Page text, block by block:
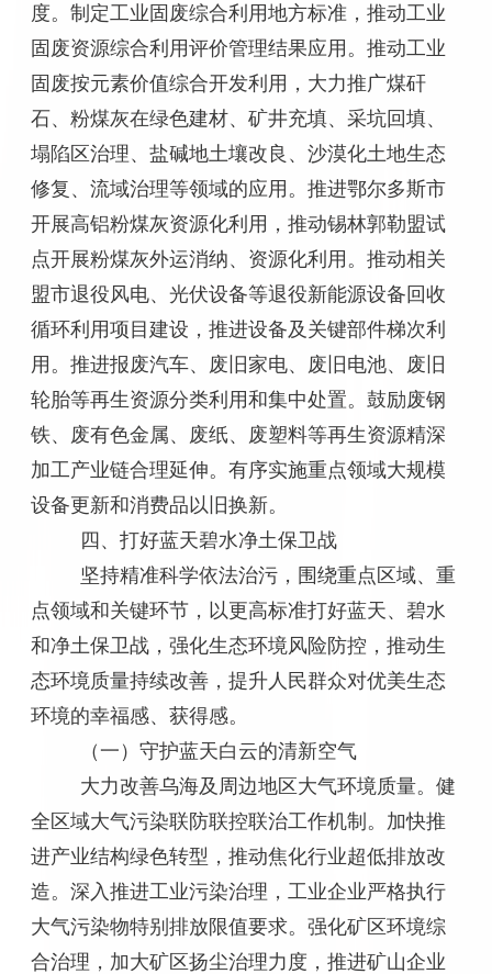
度。制定工业固废综合利用地方标准，推动工业
固废资源综合利用评价管理结果应用。推动工业
固废按元素价值综合开发利用，大力推广煤矸
石、粉煤灰在绿色建材、矿井充填、采坑回填、
塌陷区治理、盐碱地土壤改良、沙漠化土地生态
修复、流域治理等领域的应用。推进鄂尔多斯市
开展高铝粉煤灰资源化利用，推动锡林郭勒盟试
点开展粉煤灰外运消纳、资源化利用。推动相关
盟市退役风电、光伏设备等退役新能源设备回收
循环利用项目建设，推进设备及关键部件梯次利
用。推进报废汽车、废旧家电、废旧电池、废旧
轮胎等再生资源分类利用和集中处置。鼓励废钢
铁、废有色金属、废纸、废塑料等再生资源精深
加工产业链合理延伸。有序实施重点领域大规模
设备更新和消费品以旧换新。
四、打好蓝天碧水净土保卫战
坚持精准科学依法治污，围绕重点区域、重
点领域和关键环节，以更高标准打好蓝天、碧水
和净土保卫战，强化生态环境风险防控，推动生
态环境质量持续改善，提升人民群众对优美生态
环境的幸福感、获得感。
（一）守护蓝天白云的清新空气
大力改善乌海及周边地区大气环境质量。健
全区域大气污染联防联控联治工作机制。加快推
进产业结构绿色转型，推动焦化行业超低排放改
造。深入推进工业污染治理，工业企业严格执行
大气污染物特别排放限值要求。强化矿区环境综
合治理，加大矿区扬尘治理力度，推进矿山企业